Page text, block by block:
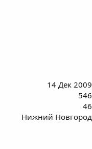
14 Дек 2009
546
46
Нижний Новгород